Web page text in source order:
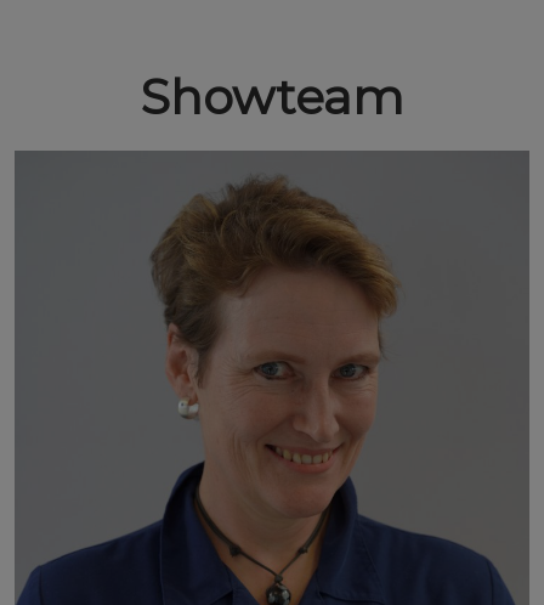
Showteam